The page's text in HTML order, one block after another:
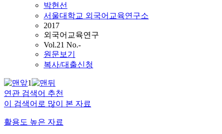
박현선
서울대학교 외국어교육연구소
2017
외국어교육연구
Vol.21 No.-
원문보기
복사/대출신청
1
연관 검색어 추천
이 검색어로 많이 본 자료
활용도 높은 자료